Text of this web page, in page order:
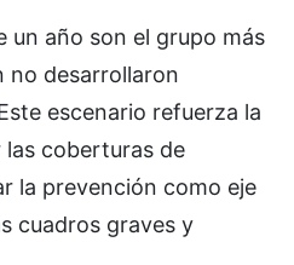
un año son el grupo más
no desarrollaron
escenario refuerza la
las coberturas de
la prevención como eje
cuadros graves y